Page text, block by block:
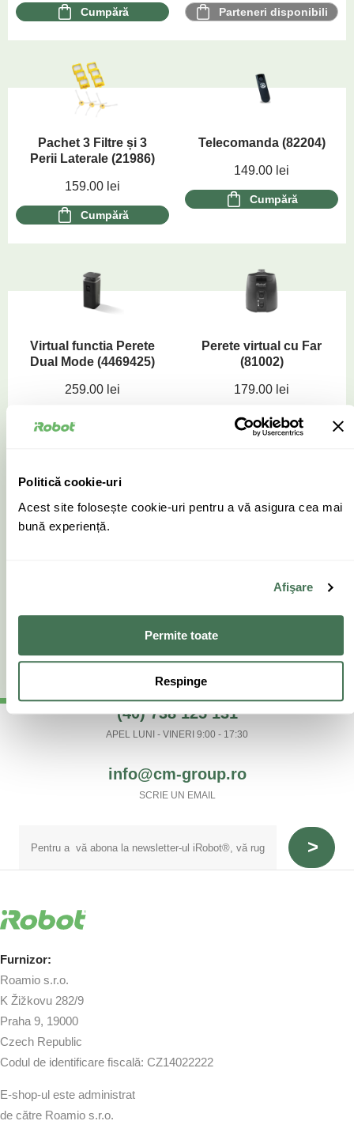
Politică cookie-uri
Acest site folosește cookie-uri pentru a vă asigura cea mai
bună experiență.
Afişare
Permite toate
Respinge
Cumpără Parteneri disponibili
Pachet 3 Filtre și 3
Perii Laterale (21986)
159.00 lei
Cumpără
Telecomanda (82204)
149.00 lei
Cumpără
Virtual functia Perete
Dual Mode (4469425)
259.00 lei
Perete virtual cu Far
(81002)
179.00 lei
Cumpără
(40) 738 125 131
APEL LUNI - VINERI 9:00 - 17:30
info@cm-group.ro
SCRIE UN EMAIL
Furnizor:
Roamio s.r.o.
K Žižkovu 282/9
Praha 9, 19000
Czech Republic
Codul de identificare fiscală: CZ14022222
E-shop-ul este administrat
de către Roamio s.r.o.